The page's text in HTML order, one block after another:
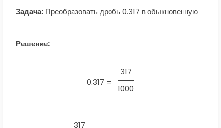
Задача:Преобразовать дробь 0.317 в обыкновенную
Решение:
0.317 =
317
1000
317